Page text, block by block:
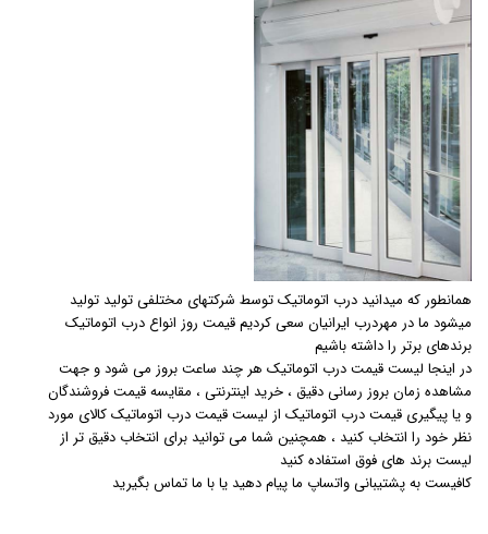
همانطور که میدانید درب اتوماتیک توسط شرکتهای مختلفی تولید تولید
میشود ما در مهردرب ایرانیان سعی کردیم قیمت روز انواع درب اتوماتیک
برندهای برتر را داشته باشیم
در اینجا لیست قیمت درب اتوماتیک هر چند ساعت بروز می شود و جهت
مشاهده زمان بروز رسانی دقیق ، خرید اینترنتی ، مقایسه قیمت فروشندگان
و یا پیگیری قیمت درب اتوماتیک از لیست قیمت درب اتوماتیک کالای مورد
نظر خود را انتخاب کنید ، همچنین شما می توانید برای انتخاب دقیق تر از
لیست برند های فوق استفاده کنید
کافیست به پشتیبانی واتساپ ما پیام دهید یا با ما تماس بگیرید